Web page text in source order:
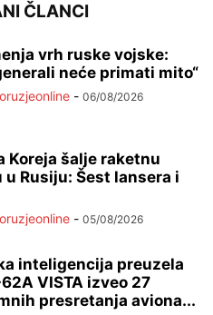
ČLANCI
vrh ruske vojske:
neće primati mito“
oruzjeonline - 06/08/2026
Koreja šalje raketnu
u Rusiju: Šest lansera i
oruzjeonline - 05/08/2026
inteligencija preuzela
VISTA izveo 27
presretanja aviona...